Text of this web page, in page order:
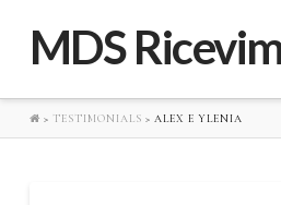
MDS
> TESTIMONIALS > ALEX E YLENIA